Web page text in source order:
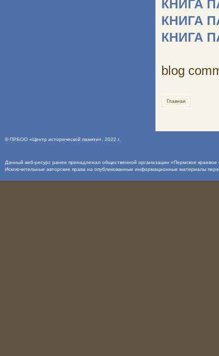
КНИГА
КНИГА
КНИГА
blog
Главная
©ПРБОО «Центр исторической памяти» , 2022 г.
Данный веб-ресурс ранее принадлежал общественной организации «Пермское
Исключительные авторские права на опубликованные информационные материалы